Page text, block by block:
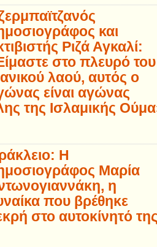
και
Ριζά Αγκαλί:
στο πλευρό του
λαού, αυτός ο
είναι αγώνας
της Ισλαμικής
Η
Μαρία
η
που βρέθηκε
στο αυτοκίνητό της